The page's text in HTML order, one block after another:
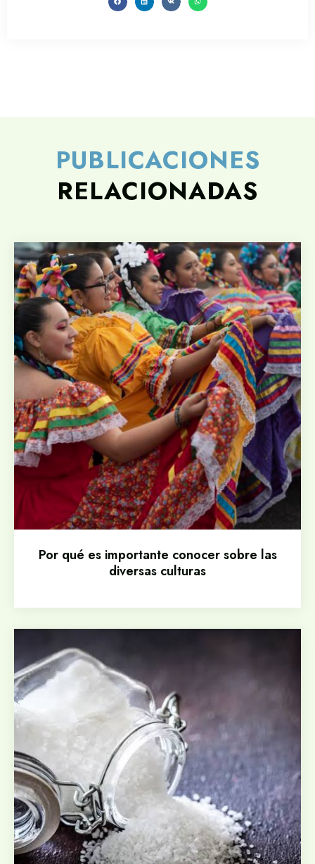
PUBLICACIONES
RELACIONADAS
Por qué es importante conocer sobre las
diversas culturas